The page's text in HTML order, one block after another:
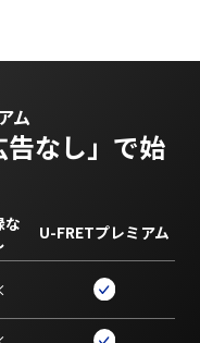
ム
告なし」で始
な
U-FRETプレミアム